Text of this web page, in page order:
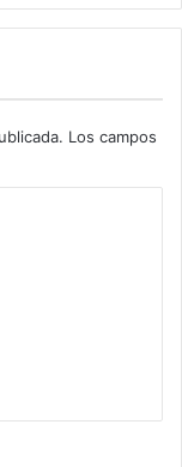
Los campos